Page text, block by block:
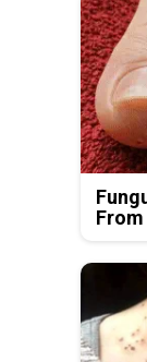
From